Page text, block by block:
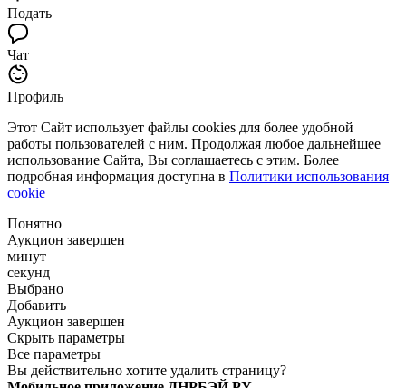
Подать
Чат
Профиль
Этот Сайт использует файлы cookies для более удобной
работы пользователей с ним. Продолжая любое дальнейшее
использование Сайта, Вы соглашаетесь с этим. Более
подробная информация доступна в Политики использования
cookie
Понятно
Аукцион завершен
минут
секунд
Выбрано
Добавить
Аукцион завершен
Скрыть параметры
Все параметры
Вы действительно хотите удалить страницу?